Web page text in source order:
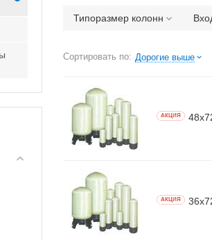
Типоразмер колонн
Сортировать по: Дорогие выше
AКЦИЯ
AКЦИЯ